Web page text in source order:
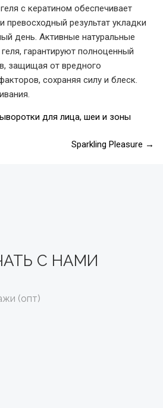
с кератином обеспечивает
результат укладки
день. Активные натуральные
гарантируют полноценный
защищая от вредного
сохраняя силу и блеск.
для лица, шеи и зоны
Sparkling Pleasure →
(опт)
С НАМИ